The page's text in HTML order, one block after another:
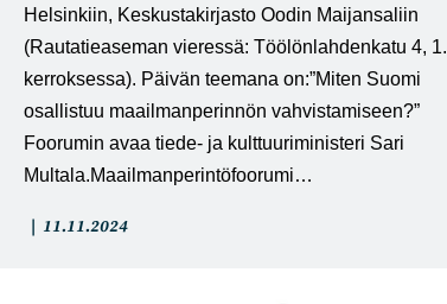
Helsinkiin, Keskustakirjasto Oodin Maijansaliin
(Rautatieaseman vieressä: Töölönlahdenkatu 4, 1.
kerroksessa). Päivän teemana on:”Miten Suomi
osallistuu maailmanperinnön vahvistamiseen?”
Foorumin avaa tiede- ja kulttuuriministeri Sari
Multala.Maailmanperintöfoorumi…
Artikkelin
Artikkeli
11.11.2024